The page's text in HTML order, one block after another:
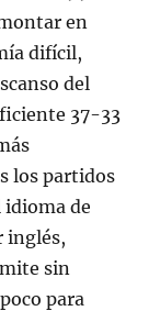
en
difícil,
del
37-33
los partidos
idioma de
inglés,
sin
para